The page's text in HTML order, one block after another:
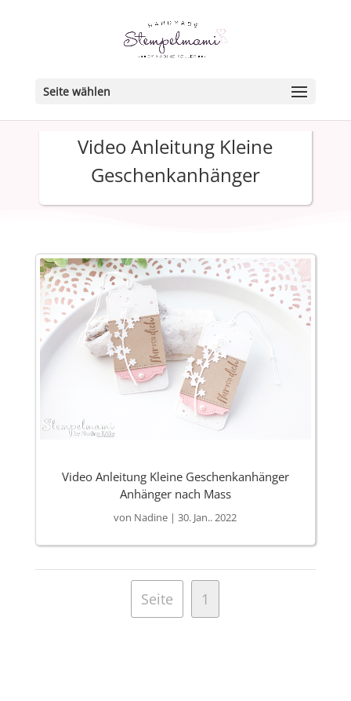
Seite wählen
Video Anleitung Kleine
Geschenkanhänger
Video Anleitung Kleine Geschenkanhänger
Anhänger nach Mass
von Nadine |30. Jan.. 2022
Seite 1